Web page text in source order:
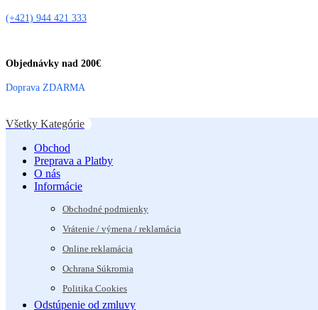
(+421) 944 421 333
Objednávky nad 200€
Doprava ZDARMA
Všetky Kategórie
Obchod
Preprava a Platby
O nás
Informácie
Obchodné podmienky
Vrátenie / výmena / reklamácia
Online reklamácia
Ochrana Súkromia
Politika Cookies
Odstúpenie od zmluvy